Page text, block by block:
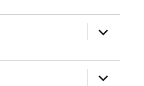
anzeigen